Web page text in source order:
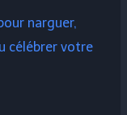
narguer,
célébrer votre